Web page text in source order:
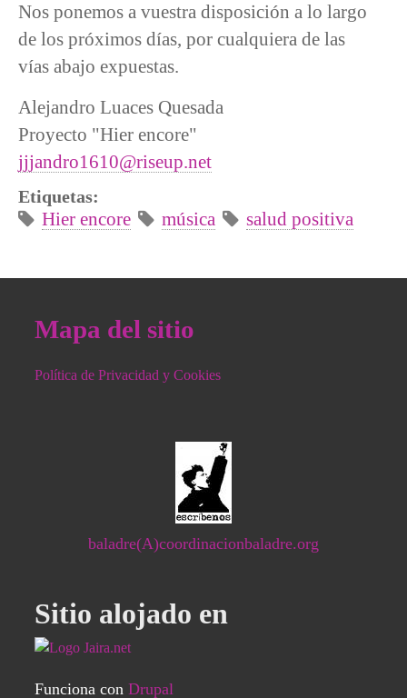
Nos ponemos a vuestra disposición a lo largo
de los próximos días, por cualquiera de las
vías abajo expuestas.
Alejandro Luaces Quesada
Proyecto "Hier encore"
jjjandro1610@riseup.net
Etiquetas:
Hier encore música salud positiva
Mapa del sitio
Política de Privacidad y Cookies
baladre(A)coordinacionbaladre.org
Sitio alojado en
Funciona con Drupal